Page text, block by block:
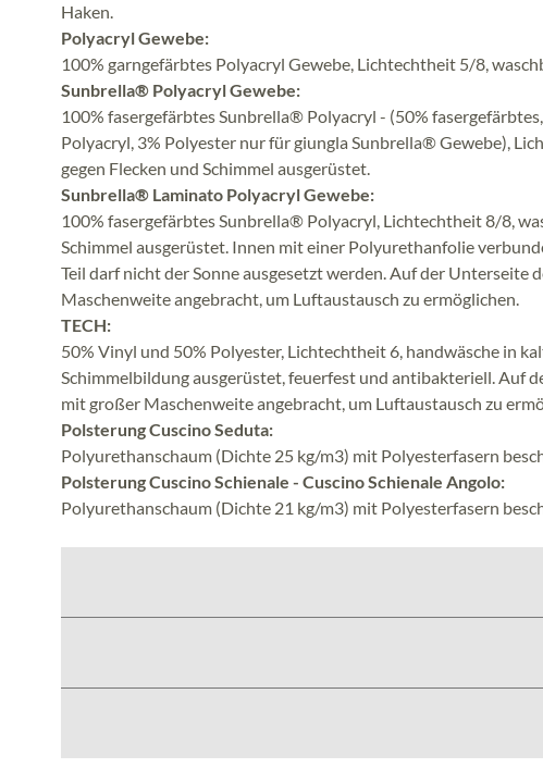
Haken.
Polyacryl Gewebe:
100% garngefärbtes Polyacryl Gewebe, Lichtechtheit 5/8,
Sunbrella® Polyacryl Gewebe:
100% fasergefärbtes Sunbrella® Polyacryl - (50%
Polyacryl, 3% Polyester nur für giungla Sunbrella® Gewebe),
gegen Flecken und Schimmel ausgerüstet.
Sunbrella® Laminato Polyacryl Gewebe:
100% fasergefärbtes Sunbrella® Polyacryl, Lichtechtheit 8/8,
Schimmel ausgerüstet. Innen mit einer Polyurethanfolie
Teil darf nicht der Sonne ausgesetzt werden. Auf der
Maschenweite angebracht, um Luftaustausch zu ermöglichen.
TECH:
50% Vinyl und 50% Polyester, Lichtechtheit 6, handwäsche in
Schimmelbildung ausgerüstet, feuerfest und antibakteriell. Auf
mit großer Maschenweite angebracht, um Luftaustausch zu
Polsterung Cuscino Seduta:
Polyurethanschaum (Dichte 25 kg/m3) mit Polyesterfasern
Polsterung Cuscino Schienale - Cuscino Schienale Angolo:
Polyurethanschaum (Dichte 21 kg/m3) mit Polyesterfasern